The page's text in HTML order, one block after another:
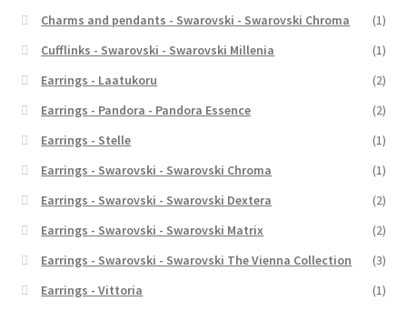
Charms and pendants - Swarovski - Swarovski Chroma
(1)
Cufflinks - Swarovski - Swarovski Millenia
(1)
Earrings - Laatukoru
(2)
Earrings - Pandora - Pandora Essence
(2)
Earrings - Stelle
(1)
Earrings - Swarovski - Swarovski Chroma
(1)
Earrings - Swarovski - Swarovski Dextera
(2)
Earrings - Swarovski - Swarovski Matrix
(2)
Earrings - Swarovski - Swarovski The Vienna Collection
(3)
Earrings - Vittoria
(1)